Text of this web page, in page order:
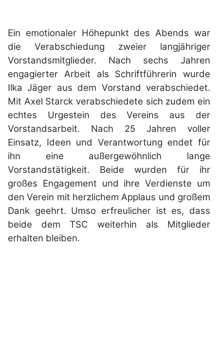
Ein emotionaler Höhepunkt des Abends war
die Verabschiedung zweier langjähriger
Vorstandsmitglieder. Nach sechs Jahren
engagierter Arbeit als Schriftführerin wurde
Ilka Jäger aus dem Vorstand verabschiedet.
Mit Axel Starck verabschiedete sich zudem ein
echtes Urgestein des Vereins aus der
Vorstandsarbeit. Nach 25 Jahren voller
Einsatz, Ideen und Verantwortung endet für
ihn eine außergewöhnlich lange
Vorstandstätigkeit. Beide wurden für ihr
großes Engagement und ihre Verdienste um
den Verein mit herzlichem Applaus und großem
Dank geehrt. Umso erfreulicher ist es, dass
beide dem TSC weiterhin als Mitglieder
erhalten bleiben.